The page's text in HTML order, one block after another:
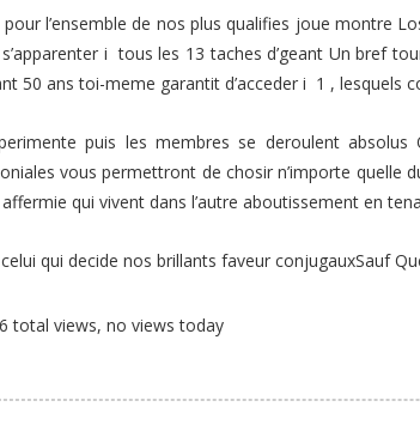
pour l’ensemble de nos plus qualifies joue montre
i tous les 13 taches d’geant Un bref
50 ans toi-meme garantit d’acceder i 1 , lesquels
puis les membres se deroulent
vous permettront de chosir n’importe quelle
qui vivent dans l’autre aboutissement en
qui decide nos brillants faveur conjugauxSauf
total views, no views today